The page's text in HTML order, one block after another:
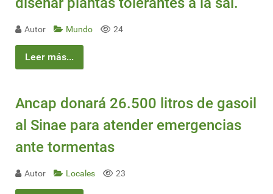
Autor Mundo 24
Leer más...
Ancap donará 26.500 litros de gasoil
al Sinae para atender emergencias
ante tormentas
Autor Locales 23